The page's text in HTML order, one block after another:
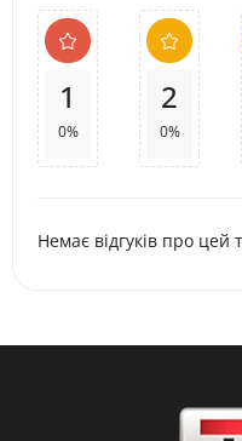
1
0%
2
0%
Немає відгуків про цей